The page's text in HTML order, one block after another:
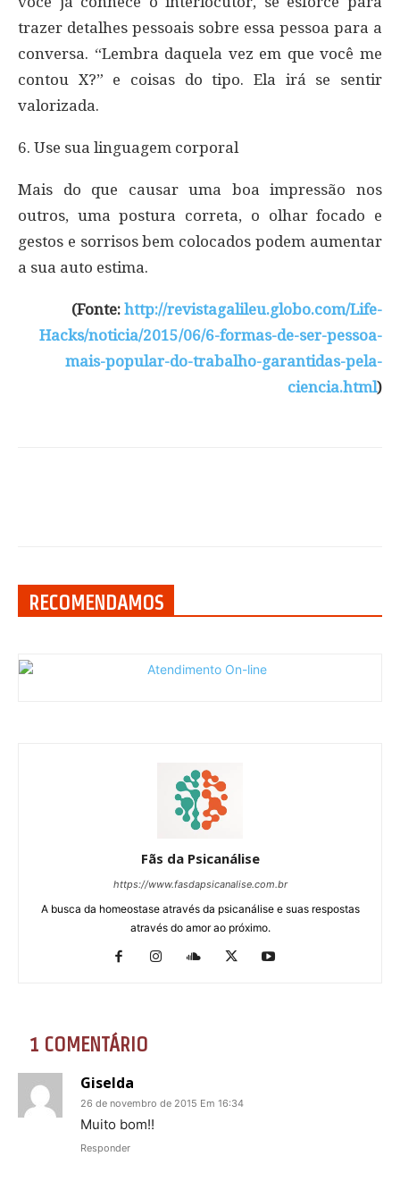
trazer detalhes pessoais sobre essa pessoa para a
conversa. “Lembra daquela vez em que você me
contou X?” e coisas do tipo. Ela irá se sentir
valorizada.
6. Use sua linguagem corporal
Mais do que causar uma boa impressão nos
outros, uma postura correta, o olhar focado e
gestos e sorrisos bem colocados podem aumentar
a sua auto estima.
(Fonte: http://revistagalileu.globo.com/Life-
Hacks/noticia/2015/06/6-formas-de-ser-pessoa-
mais-popular-do-trabalho-garantidas-pela-
ciencia.html)
RECOMENDAMOS
Fãs da Psicanálise
https://www.fasdapsicanalise.com.br
A busca da homeostase através da psicanálise e suas respostas
através do amor ao próximo.
1 COMENTÁRIO
Giselda
26 de novembro de 2015 Em 16:34
Muito bom!!
Responder